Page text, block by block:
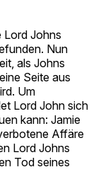
Lord Johns
Nun
als Johns
Seite aus
Um
Lord John sich
kann: Jamie
Affäre
Lord Johns
Tod seines